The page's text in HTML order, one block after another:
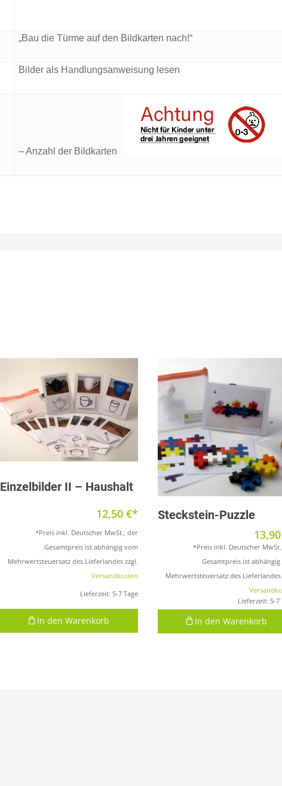
„Bau die Türme auf den Bildkarten nach!“
Bilder als Handlungsanweisung lesen
– Anzahl der Bildkarten
Einzelbilder II – Haushalt
In den Warenkorb
12,50 €
*Preis inkl. Deutscher MwSt.; der
Gesamtpreis ist abhängig vom
Mehrwertsteuersatz des Lieferlandes zzgl.
Versandkosten
Lieferzeit: 5-7 Tage
Produkt anzeigen
Steckstein-Puzzle
In den Warenkorb
13,90
*Preis inkl. Deutscher
Gesamtpreis ist
Mehrwertsteuersatz des Lieferlandes
Lieferzeit: 5-7